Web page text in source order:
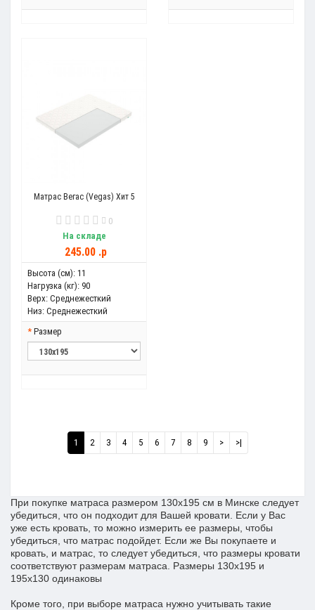
Матрас Вегас (Vegas) Хит 5
0
На складе
245.00 .p
Высота (см): 11
Нагрузка (кг): 90
Верх: Среднежесткий
Низ: Среднежесткий
Размер
1 2 3 4 5 6 7 8 9 > >|
При покупке матраса размером 130x195 см в Минске следует
убедиться, что он подходит для Вашей кровати. Если у Вас
уже есть кровать, то можно измерить ее размеры, чтобы
убедиться, что матрас подойдет. Если же Вы покупаете и
кровать, и матрас, то следует убедиться, что размеры кровати
соответствуют размерам матраса. Размеры 130х195 и
195х130 одинаковы
Кроме того, при выборе матраса нужно учитывать такие